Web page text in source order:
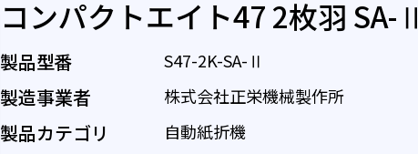
コンパクトエイト47 2枚羽 SA-Ⅱ
製品型番 S47-2K-SA-Ⅱ
製造事業者 株式会社正栄機械製作所
製品カテゴリ 自動紙折機